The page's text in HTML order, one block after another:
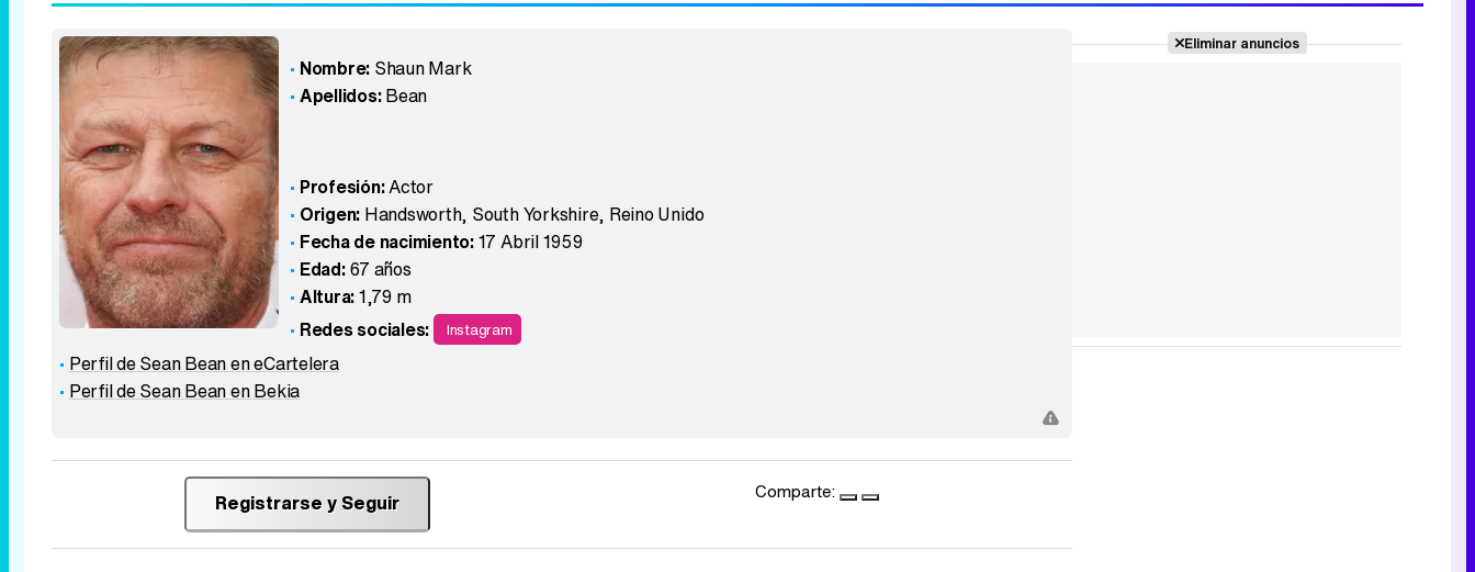
Nombre: Shaun Mark
Apellidos:Bean
Profesión:Actor
Origen: Handsworth, South Yorkshire, Reino Unido
Fecha de nacimiento:17 Abril 1959
Edad:67 años
Altura:1,79 m
Redes sociales:
Instagram
Perfil de Sean Bean en eCartelera
Perfil de Sean Bean en Bekia
Comparte:
Registrarse y Seguir
Eliminar anuncios